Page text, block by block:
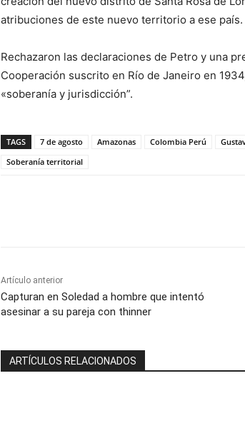
atribuciones de este nuevo territorio a ese país.
Rechazaron las declaraciones de Petro y una
Cooperación suscrito en Río de Janeiro en
«soberanía y jurisdicción”.
TAGS 7 de agosto Amazonas Colombia Perú
Soberanía territorial
Artículo anterior
Capturan en Soledad a hombre que intentó
asesinar a su pareja con thinner
ARTÍCULOS RELACIONADOS